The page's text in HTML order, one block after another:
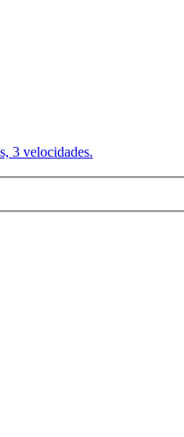
3 velocidades.